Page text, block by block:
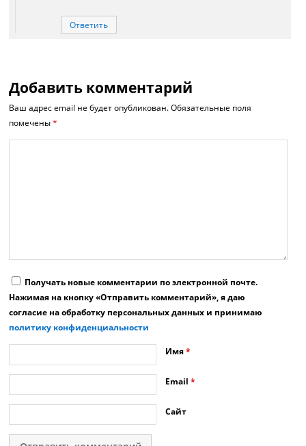
Ответить
Добавить комментарий
Ваш адрес email не будет опубликован. Обязательные поля
помечены*
Получать новые комментарии по электронной почте.
Нажимая на кнопку «Отправить комментарий», я даю
согласие на обработку персональных данных и принимаю
политику конфиденциальности
Имя*
Email*
Сайт